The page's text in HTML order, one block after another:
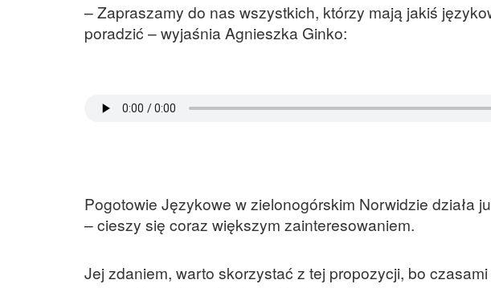
– Zapraszamy do nas wszystkich, którzy mają jakiś
poradzić – wyjaśnia Agnieszka Ginko:
Pogotowie Językowe w zielonogórskim Norwidzie działa
– cieszy się coraz większym zainteresowaniem.
Jej zdaniem, warto skorzystać z tej propozycji, bo